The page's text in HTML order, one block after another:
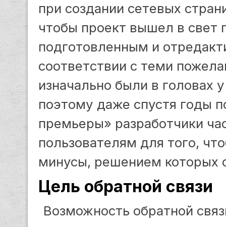
при создании сетевых
чтобы проект вышел в свет
подготовленным и
соответствии с теми
изначально были в головах
поэтому даже спустя годы
премьеры» разработчики
пользователям для того,
минусы, решением которых
Цель обратной связи
Возможность обратной